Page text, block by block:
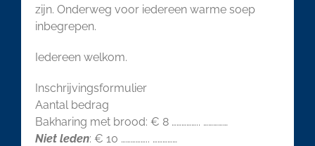
zijn. Onderweg voor iedereen warme soep
inbegrepen.
Iedereen welkom.
Inschrijvingsformulier
Aantal bedrag
Bakharing met brood: € 8 …………….. ……………
Niet leden: € 10 …………….. ……………